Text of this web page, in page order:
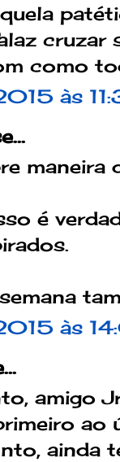
cruzar
como
às
maneira
é
às
amigo
ao
ainda